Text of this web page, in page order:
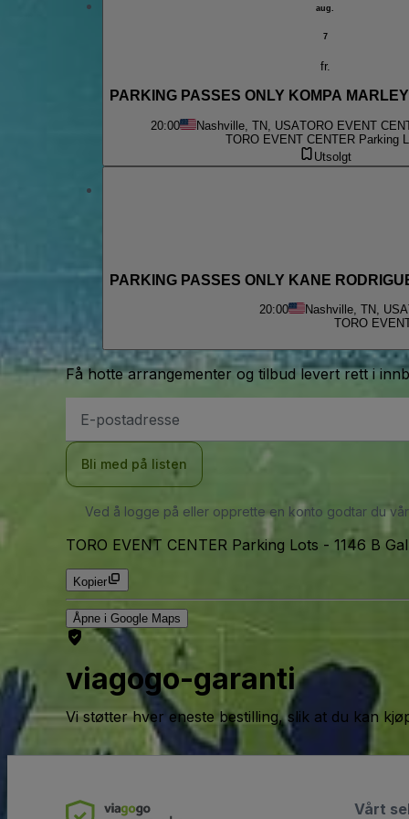
aug.
7
fr.
PARKING PASSES ONLY KOMPA
20:00 Nashville, TN, USATORO EVENT
TORO EVENT CENTER Parking
Utsolgt
PARKING PASSES ONLY KANE
20:00 Nashville, TN, USA
TORO
Få hotte arrangementer og tilbud levert rett i
postadresse
Bli med på listen
Ved å logge på eller opprette en konto godtar du vår
TORO EVENT CENTER Parking Lots - 1146 B
Kopier
Åpne i Google Maps
viagogo-garanti
Vi støtter hver eneste bestilling, slik at du kan
Vårt